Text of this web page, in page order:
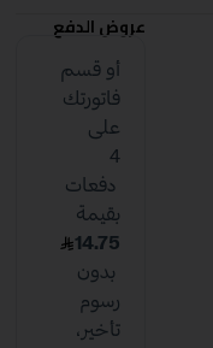
عروض الدفع